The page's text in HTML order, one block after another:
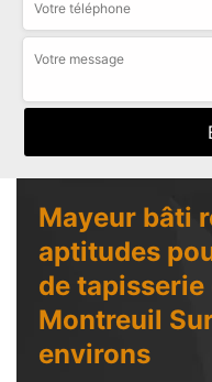
Mayeur bâti
aptitudes
de
Montreuil
environs